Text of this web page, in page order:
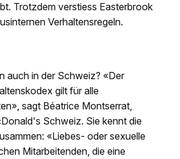
Trotzdem verstiess Easterbrook
Verhaltensregeln.
auch in der Schweiz? «Der
gilt für alle
sagt Béatrice Montserrat,
Schweiz. Sie kennt die
«Liebes- oder sexuelle
Mitarbeitenden, die eine